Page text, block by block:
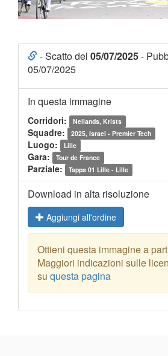
- Scatto del 05/07/2025-
05/07/2025
In questa immagine
Corridori: Neilands, Krists
Squadre: 2025, Israel - Premier Tech
Luogo: Lille
Gara: Tour de France
Parziale: Tappa 01 Lille - Lille
Download in alta risoluzione
Aggiungi all'ordine
Ottieni questa immagine a
Maggiori indicazioni sulle
su questa pagina